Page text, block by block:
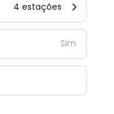
4 estações
Sim